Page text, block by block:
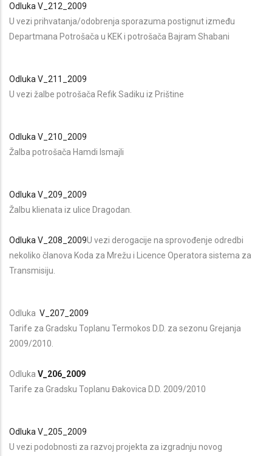
Odluka V_212_2009
U vezi prihvatanja/odobrenja sporazuma postignut između
Departmana Potrošača u KEK i potrošača Bajram Shabani
Odluka V_211_2009
U vezi žalbe potrošača Refik Sadiku iz Prištine
Odluka V_210_2009
Žalba potrošača Hamdi Ismajli
Odluka V_209_2009
Žalbu klienata iz ulice Dragodan.
Odluka V_208_2009U vezi derogacije na sprovođenje odredbi
nekoliko članova Koda za Mrežu i Licence Operatora sistema za
Transmisiju.
Odluka V_207_2009
Tarife za Gradsku Toplanu Termokos D.D. za sezonu Grejanja
2009/2010.
Odluka V_206_2009
Tarife za Gradsku Toplanu Đakovica D.D. 2009/2010
Odluka V_205_2009
U vezi podobnosti za razvoj projekta za izgradnju novog